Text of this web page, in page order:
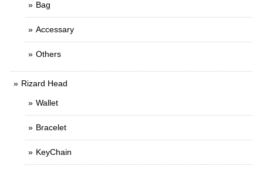
Bag
Accessary
Others
Rizard Head
Wallet
Bracelet
KeyChain